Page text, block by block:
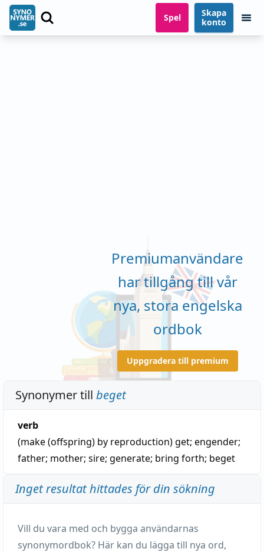
Spel
Skapa
konto
Premiumanvändare
har tillgång till vår
nya, stora engelska
ordbok
Uppgradera till premium
Synonymer till beget
verb
(make (offspring) by reproduction)get; engender;
father; mother; sire; generate; bring forth; beget
Inget resultat hittades för din sökning
Vill du vara med och bygga användarnas
synonymordbok? Här kan du lägga till nya ord,